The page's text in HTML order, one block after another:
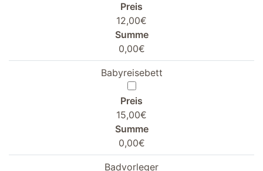
Preis
12,00€
Summe
0,00€
Babyreisebett
Preis
15,00€
Summe
0,00€
Badvorleger